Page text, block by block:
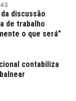
discussão
de trabalho
o que será"
contabiliza